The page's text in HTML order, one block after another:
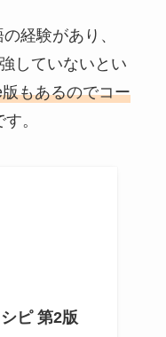
経験があり、
していないとい
もあるのでコー
す。
ピ 第2版